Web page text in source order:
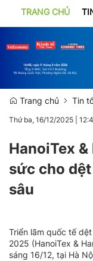
TRANG CHỦ
Trang chủ Tin
Thứ ba, 16/12/2025
HanoiTex
sức cho
sâu
Triển lãm quốc tế
2025 (HanoiTex &
sáng 16/12, tại Hà